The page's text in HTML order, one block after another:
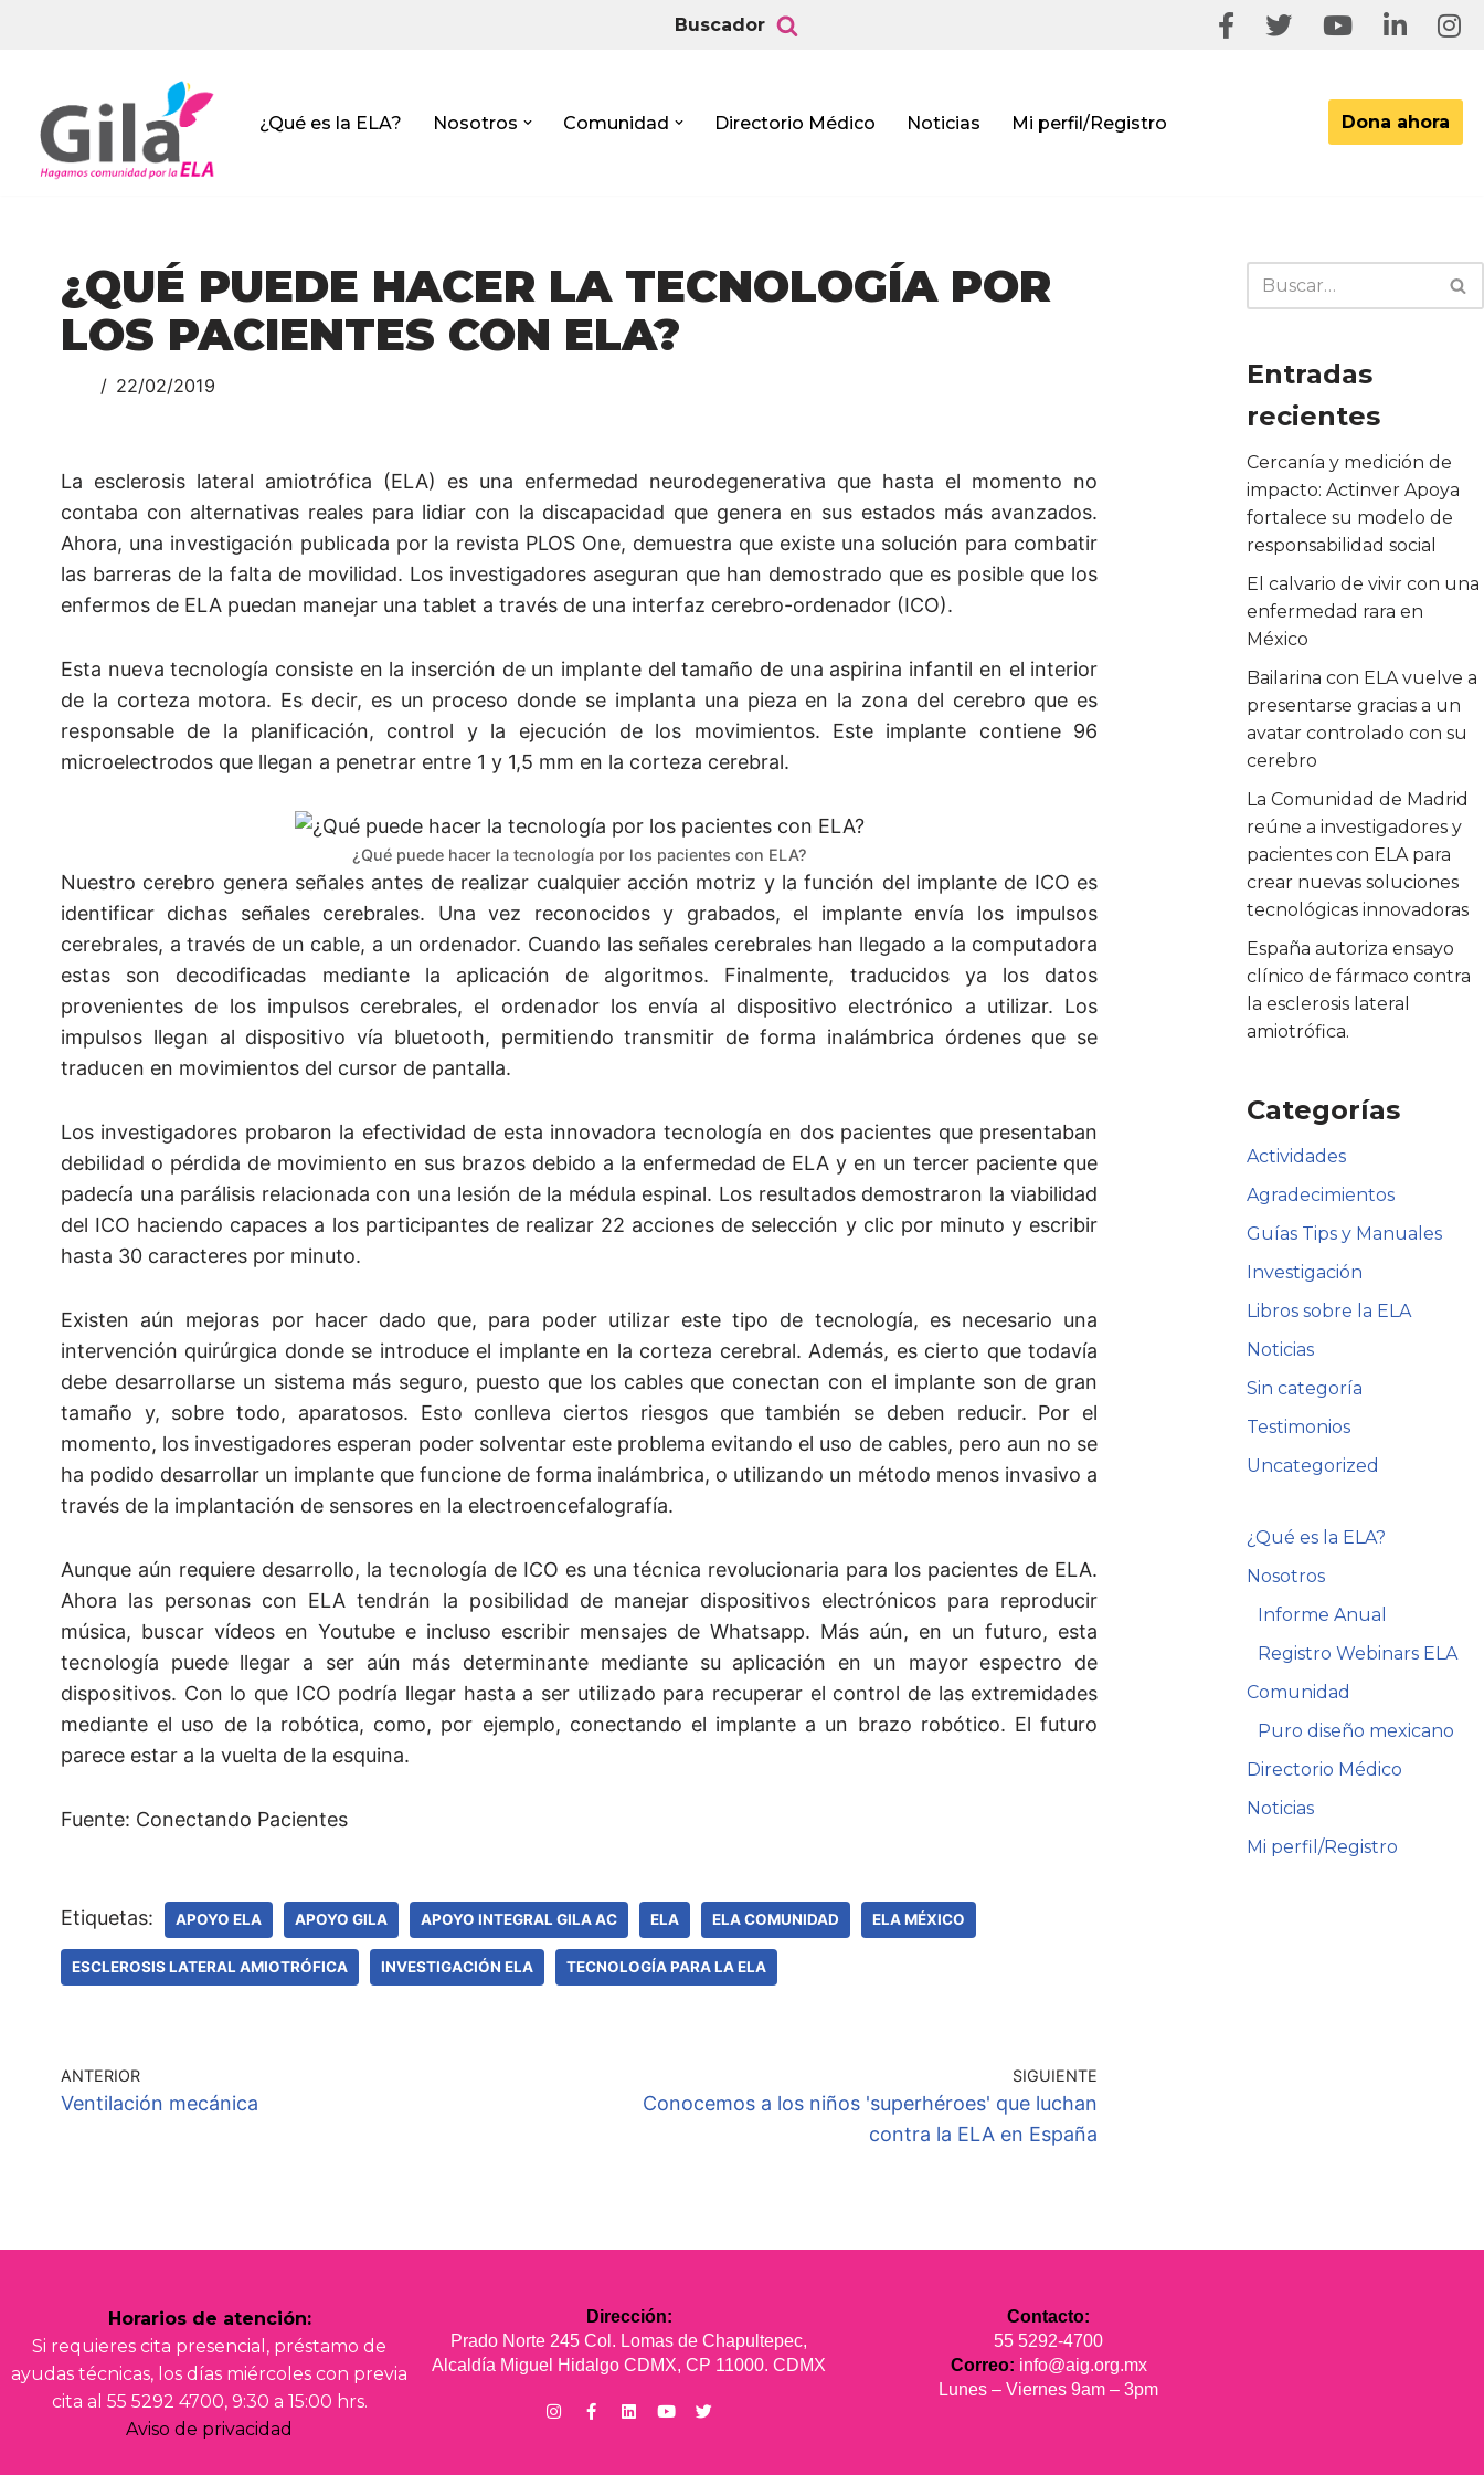
contenido
Buscador
¿Qué es la ELA? Nosotros Comunidad Directorio Médico Noticias Mi perfil/Registro Dona ahora
¿QUÉ PUEDE HACER LA TECNOLOGÍA POR
LOS PACIENTES CON ELA?
22/02/2019
La esclerosis lateral amiotrófica (ELA) es una enfermedad neurodegenerativa que hasta el momento no
contaba con alternativas reales para lidiar con la discapacidad que genera en sus estados más avanzados.
Ahora, una investigación publicada por la revista PLOS One, demuestra que existe una solución para combatir
las barreras de la falta de movilidad. Los investigadores aseguran que han demostrado que es posible que los
enfermos de ELA puedan manejar una tablet a través de una interfaz cerebro-ordenador (ICO).
Esta nueva tecnología consiste en la inserción de un implante del tamaño de una aspirina infantil en el interior
de la corteza motora. Es decir, es un proceso donde se implanta una pieza en la zona del cerebro que es
responsable de la planificación, control y la ejecución de los movimientos. Este implante contiene 96
microelectrodos que llegan a penetrar entre 1 y 1,5 mm en la corteza cerebral.
¿Qué puede hacer la tecnología por los pacientes con ELA?
Nuestro cerebro genera señales antes de realizar cualquier acción motriz y la función del implante de ICO es
identificar dichas señales cerebrales. Una vez reconocidos y grabados, el implante envía los impulsos
cerebrales, a través de un cable, a un ordenador. Cuando las señales cerebrales han llegado a la computadora
estas son decodificadas mediante la aplicación de algoritmos. Finalmente, traducidos ya los datos
provenientes de los impulsos cerebrales, el ordenador los envía al dispositivo electrónico a utilizar. Los
impulsos llegan al dispositivo vía bluetooth, permitiendo transmitir de forma inalámbrica órdenes que se
traducen en movimientos del cursor de pantalla.
Los investigadores probaron la efectividad de esta innovadora tecnología en dos pacientes que presentaban
debilidad o pérdida de movimiento en sus brazos debido a la enfermedad de ELA y en un tercer paciente que
padecía una parálisis relacionada con una lesión de la médula espinal. Los resultados demostraron la viabilidad
del ICO haciendo capaces a los participantes de realizar 22 acciones de selección y clic por minuto y escribir
hasta 30 caracteres por minuto.
Existen aún mejoras por hacer dado que, para poder utilizar este tipo de tecnología, es necesario una
intervención quirúrgica donde se introduce el implante en la corteza cerebral. Además, es cierto que todavía
debe desarrollarse un sistema más seguro, puesto que los cables que conectan con el implante son de gran
tamaño y, sobre todo, aparatosos. Esto conlleva ciertos riesgos que también se deben reducir. Por el
momento, los investigadores esperan poder solventar este problema evitando el uso de cables, pero aun no se
ha podido desarrollar un implante que funcione de forma inalámbrica, o utilizando un método menos invasivo a
través de la implantación de sensores en la electroencefalografía.
Aunque aún requiere desarrollo, la tecnología de ICO es una técnica revolucionaria para los pacientes de ELA.
Ahora las personas con ELA tendrán la posibilidad de manejar dispositivos electrónicos para reproducir
música, buscar vídeos en Youtube e incluso escribir mensajes de Whatsapp. Más aún, en un futuro, esta
tecnología puede llegar a ser aún más determinante mediante su aplicación en un mayor espectro de
dispositivos. Con lo que ICO podría llegar hasta a ser utilizado para recuperar el control de las extremidades
mediante el uso de la robótica, como, por ejemplo, conectando el implante a un brazo robótico. El futuro
parece estar a la vuelta de la esquina.
Fuente: Conectando Pacientes
Etiquetas: APOYO ELA APOYO GILA APOYO INTEGRAL GILA AC ELA ELA COMUNIDAD ELA MÉXICO
ESCLEROSIS LATERAL AMIOTRÓFICA INVESTIGACIÓN ELA TECNOLOGÍA PARA LA ELA
ANTERIOR
Ventilación mecánica
SIGUIENTE
Conocemos a los niños 'superhéroes' que luchan
contra la ELA en España
Entradas
recientes
Cercanía y medición de
impacto: Actinver Apoya
fortalece su modelo de
responsabilidad social
El calvario de vivir con una
enfermedad rara en
México
Bailarina con ELA vuelve a
presentarse gracias a un
avatar controlado con su
cerebro
La Comunidad de Madrid
reúne a investigadores y
pacientes con ELA para
crear nuevas soluciones
tecnológicas innovadoras
España autoriza ensayo
clínico de fármaco contra
la esclerosis lateral
amiotrófica.
Categorías
Actividades
Agradecimientos
Guías Tips y Manuales
Investigación
Libros sobre la ELA
Noticias
Sin categoría
Testimonios
Uncategorized
¿Qué es la ELA?
Nosotros
Informe Anual
Registro Webinars ELA
Comunidad
Puro diseño mexicano
Directorio Médico
Noticias
Mi perfil/Registro
Horarios de atención:
Si requieres cita presencial, préstamo de
ayudas técnicas, los días miércoles con previa
cita al 55 5292 4700, 9:30 a 15:00 hrs.
Aviso de privacidad
Dirección:
Prado Norte 245 Col. Lomas de Chapultepec,
Alcaldía Miguel Hidalgo CDMX, CP 11000. CDMX
Contacto:
55 5292-4700
Correo: info@aig.org.mx
Lunes – Viernes 9am – 3pm